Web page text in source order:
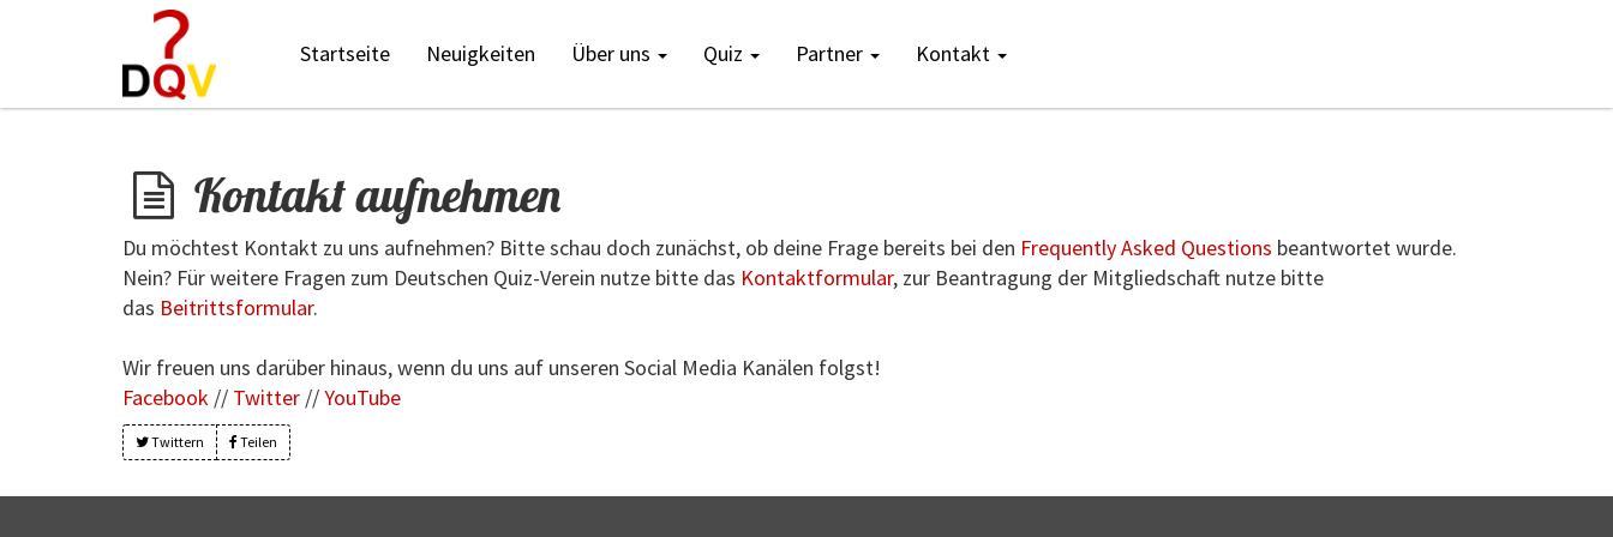
Startseite Neuigkeiten Über uns Quiz Partner Kontakt
Kontakt aufnehmen
Du möchtest Kontakt zu uns aufnehmen? Bitte schau doch zunächst, ob deine Frage bereits bei den Frequently Asked Questions beantwortet wurde.
Nein? Für weitere Fragen zum Deutschen Quiz-Verein nutze bitte das Kontaktformular, zur Beantragung der Mitgliedschaft nutze bitte
das Beitrittsformular.
Wir freuen uns darüber hinaus, wenn du uns auf unseren Social Media Kanälen folgst!
Facebook // Twitter //YouTube
Twittern Teilen